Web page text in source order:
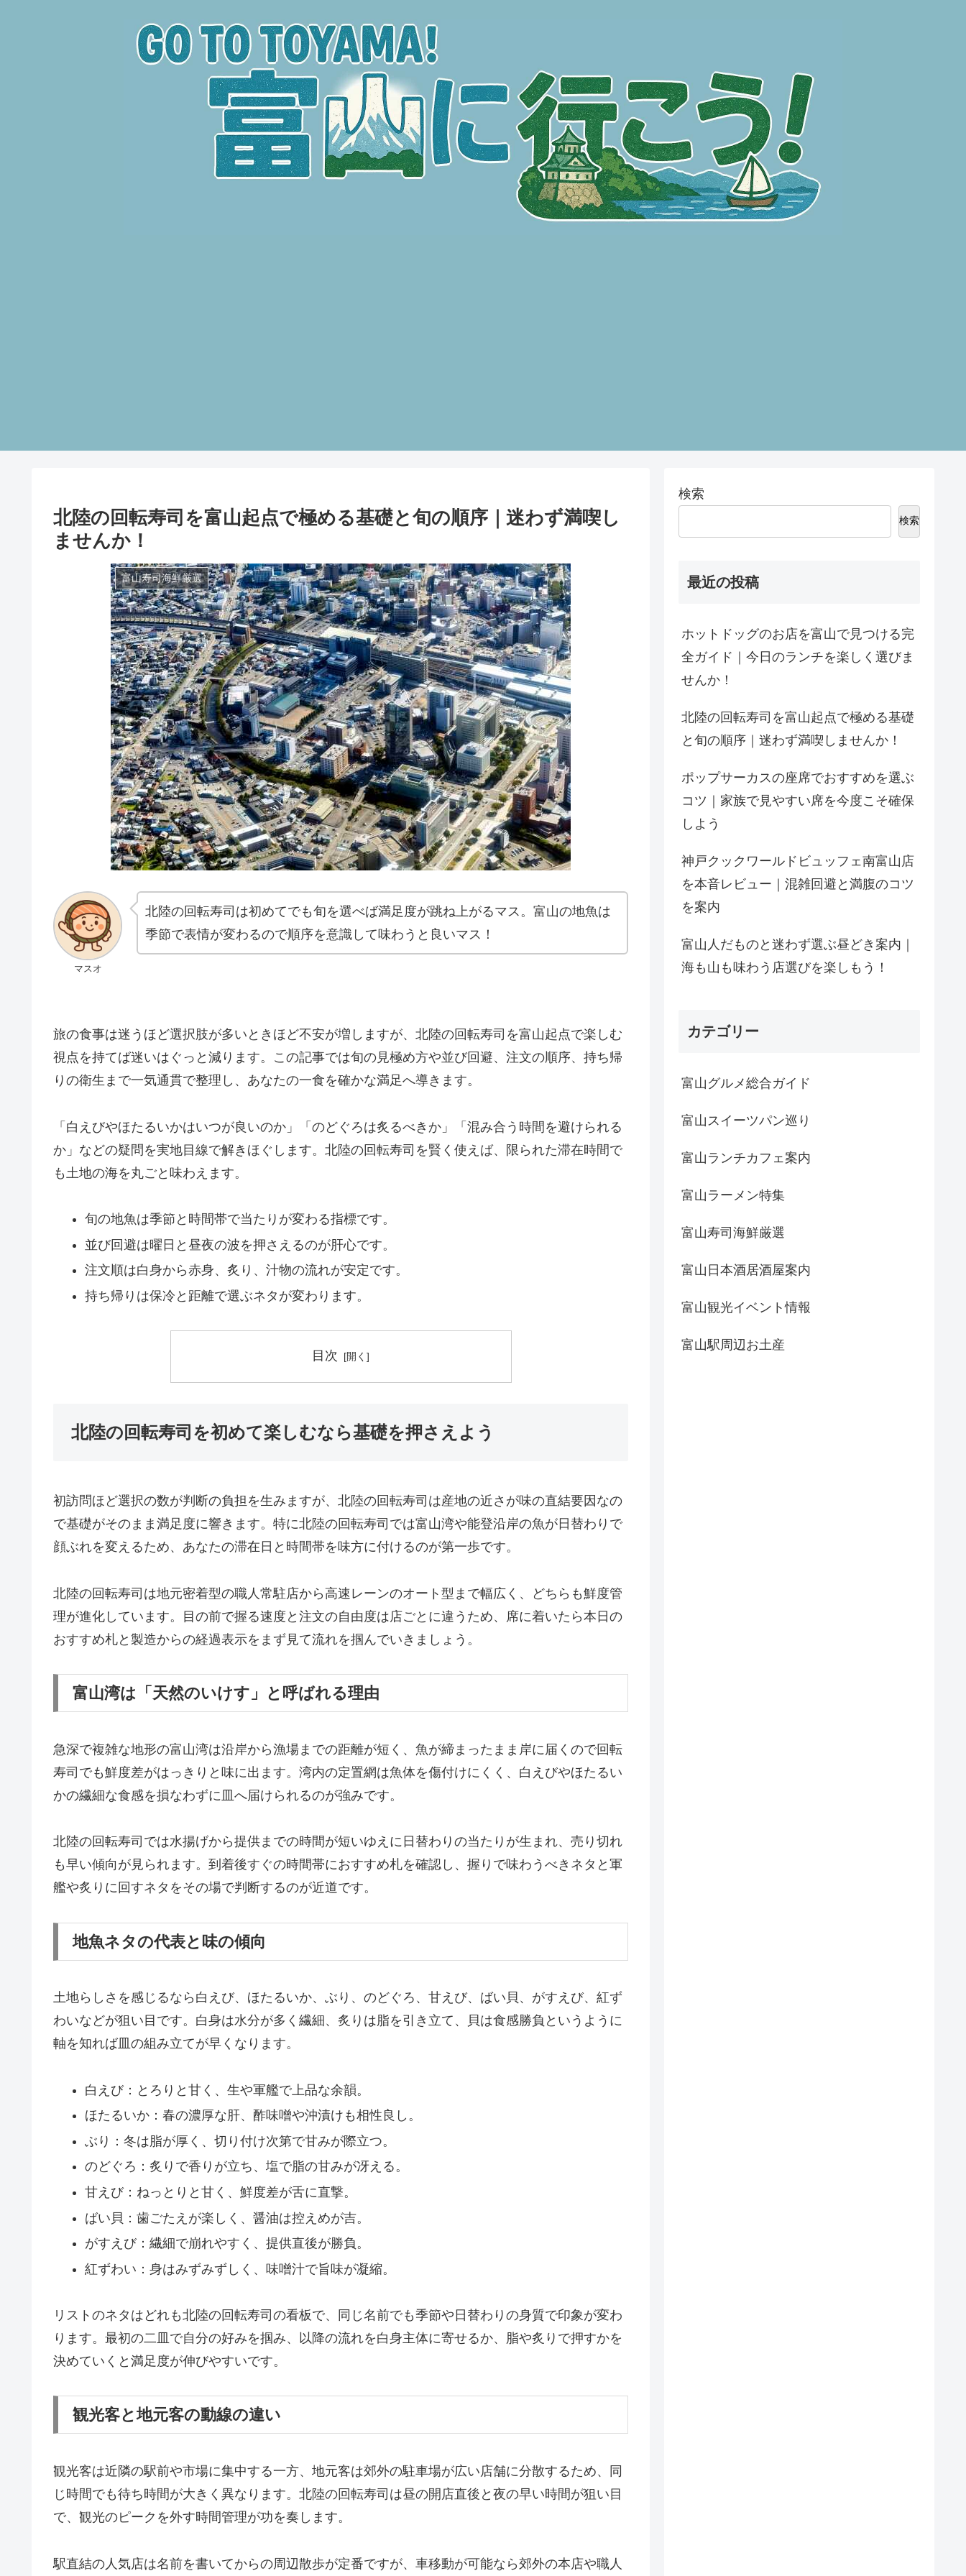
北陸の回転寿司を富山起点で極める基礎と旬の順序｜迷わず満喫し
ませんか！
富山寿司海鮮厳選
マスオ
北陸の回転寿司は初めてでも旬を選べば満足度が跳ね上がるマス。富山の地魚は
季節で表情が変わるので順序を意識して味わうと良いマス！
旅の食事は迷うほど選択肢が多いときほど不安が増しますが、北陸の回転寿司を富山起点で楽しむ
視点を持てば迷いはぐっと減ります。この記事では旬の見極め方や並び回避、注文の順序、持ち帰
りの衛生まで一気通貫で整理し、あなたの一食を確かな満足へ導きます。
「白えびやほたるいかはいつが良いのか」「のどぐろは炙るべきか」「混み合う時間を避けられる
か」などの疑問を実地目線で解きほぐします。北陸の回転寿司を賢く使えば、限られた滞在時間で
も土地の海を丸ごと味わえます。
旬の地魚は季節と時間帯で当たりが変わる指標です。
並び回避は曜日と昼夜の波を押さえるのが肝心です。
注文順は白身から赤身、炙り、汁物の流れが安定です。
持ち帰りは保冷と距離で選ぶネタが変わります。
目次
北陸の回転寿司を初めて楽しむなら基礎を押さえよう
初訪問ほど選択の数が判断の負担を生みますが、北陸の回転寿司は産地の近さが味の直結要因なの
で基礎がそのまま満足度に響きます。特に北陸の回転寿司では富山湾や能登沿岸の魚が日替わりで
顔ぶれを変えるため、あなたの滞在日と時間帯を味方に付けるのが第一歩です。
北陸の回転寿司は地元密着型の職人常駐店から高速レーンのオート型まで幅広く、どちらも鮮度管
理が進化しています。目の前で握る速度と注文の自由度は店ごとに違うため、席に着いたら本日の
おすすめ札と製造からの経過表示をまず見て流れを掴んでいきましょう。
富山湾は「天然のいけす」と呼ばれる理由
急深で複雑な地形の富山湾は沿岸から漁場までの距離が短く、魚が締まったまま岸に届くので回転
寿司でも鮮度差がはっきりと味に出ます。湾内の定置網は魚体を傷付けにくく、白えびやほたるい
かの繊細な食感を損なわずに皿へ届けられるのが強みです。
北陸の回転寿司では水揚げから提供までの時間が短いゆえに日替わりの当たりが生まれ、売り切れ
も早い傾向が見られます。到着後すぐの時間帯におすすめ札を確認し、握りで味わうべきネタと軍
艦や炙りに回すネタをその場で判断するのが近道です。
地魚ネタの代表と味の傾向
土地らしさを感じるなら白えび、ほたるいか、ぶり、のどぐろ、甘えび、ばい貝、がすえび、紅ず
わいなどが狙い目です。白身は水分が多く繊細、炙りは脂を引き立て、貝は食感勝負というように
軸を知れば皿の組み立てが早くなります。
白えび：とろりと甘く、生や軍艦で上品な余韻。
ほたるいか：春の濃厚な肝、酢味噌や沖漬けも相性良し。
ぶり：冬は脂が厚く、切り付け次第で甘みが際立つ。
のどぐろ：炙りで香りが立ち、塩で脂の甘みが冴える。
甘えび：ねっとりと甘く、鮮度差が舌に直撃。
ばい貝：歯ごたえが楽しく、醤油は控えめが吉。
がすえび：繊細で崩れやすく、提供直後が勝負。
紅ずわい：身はみずみずしく、味噌汁で旨味が凝縮。
リストのネタはどれも北陸の回転寿司の看板で、同じ名前でも季節や日替わりの身質で印象が変わ
ります。最初の二皿で自分の好みを掴み、以降の流れを白身主体に寄せるか、脂や炙りで押すかを
決めていくと満足度が伸びやすいです。
観光客と地元客の動線の違い
観光客は近隣の駅前や市場に集中する一方、地元客は郊外の駐車場が広い店舗に分散するため、同
じ時間でも待ち時間が大きく異なります。北陸の回転寿司は昼の開店直後と夜の早い時間が狙い目
で、観光のピークを外す時間管理が功を奏します。
駅直結の人気店は名前を書いてからの周辺散歩が定番ですが、車移動が可能なら郊外の本店や職人
検索
検索
最近の投稿
ホットドッグのお店を富山で見つける完
全ガイド｜今日のランチを楽しく選びま
せんか！
北陸の回転寿司を富山起点で極める基礎
と旬の順序｜迷わず満喫しませんか！
ポップサーカスの座席でおすすめを選ぶ
コツ｜家族で見やすい席を今度こそ確保
しよう
神戸クックワールドビュッフェ南富山店
を本音レビュー｜混雑回避と満腹のコツ
を案内
富山人だものと迷わず選ぶ昼どき案内｜
海も山も味わう店選びを楽しもう！
カテゴリー
富山グルメ総合ガイド
富山スイーツパン巡り
富山ランチカフェ案内
富山ラーメン特集
富山寿司海鮮厳選
富山日本酒居酒屋案内
富山観光イベント情報
富山駅周辺お土産